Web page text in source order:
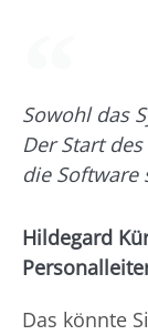
Sowohl das
Der Start
die
Hildegard
Das könnte